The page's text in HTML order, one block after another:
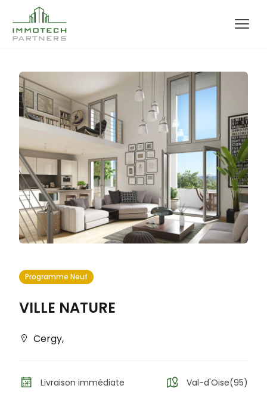
Programme Neuf
VILLE NATURE
Cergy,
Livraison immédiate Val-d'Oise(95)